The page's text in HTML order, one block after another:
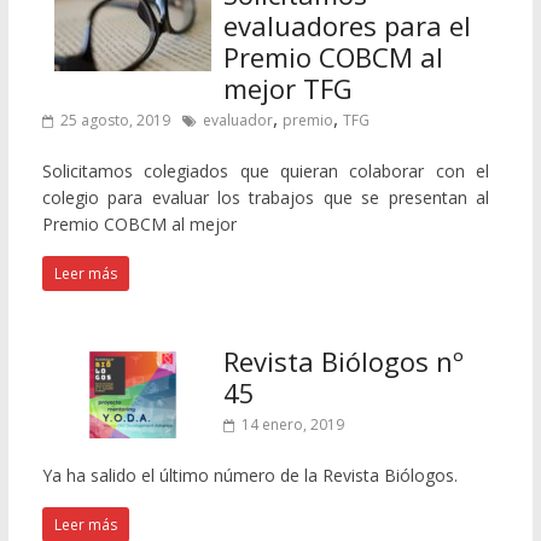
evaluadores para el
Premio COBCM al
mejor TFG
25 agosto, 2019 evaluador, premio, TFG
Solicitamos colegiados que quieran colaborar con el
colegio para evaluar los trabajos que se presentan al
Premio COBCM al mejor
Leer más
Revista Biólogos nº
45
14 enero, 2019
Ya ha salido el último número de la Revista Biólogos.
Leer más